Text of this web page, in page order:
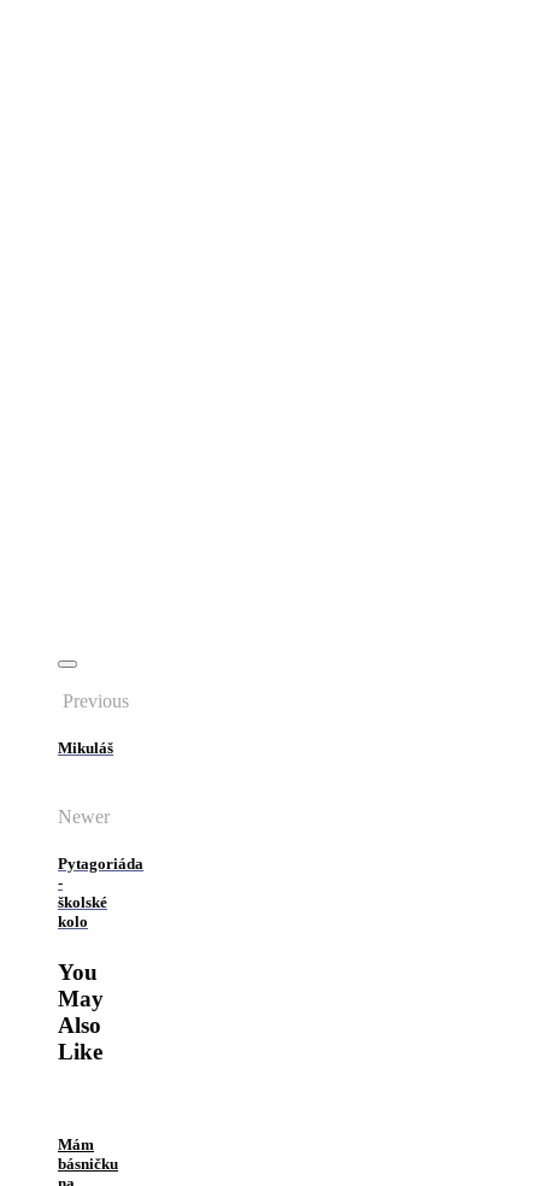
Previous
Mikuláš
Newer
Pytagoriáda
-
školské
kolo
You
May
Also
Like
Mám
básničku